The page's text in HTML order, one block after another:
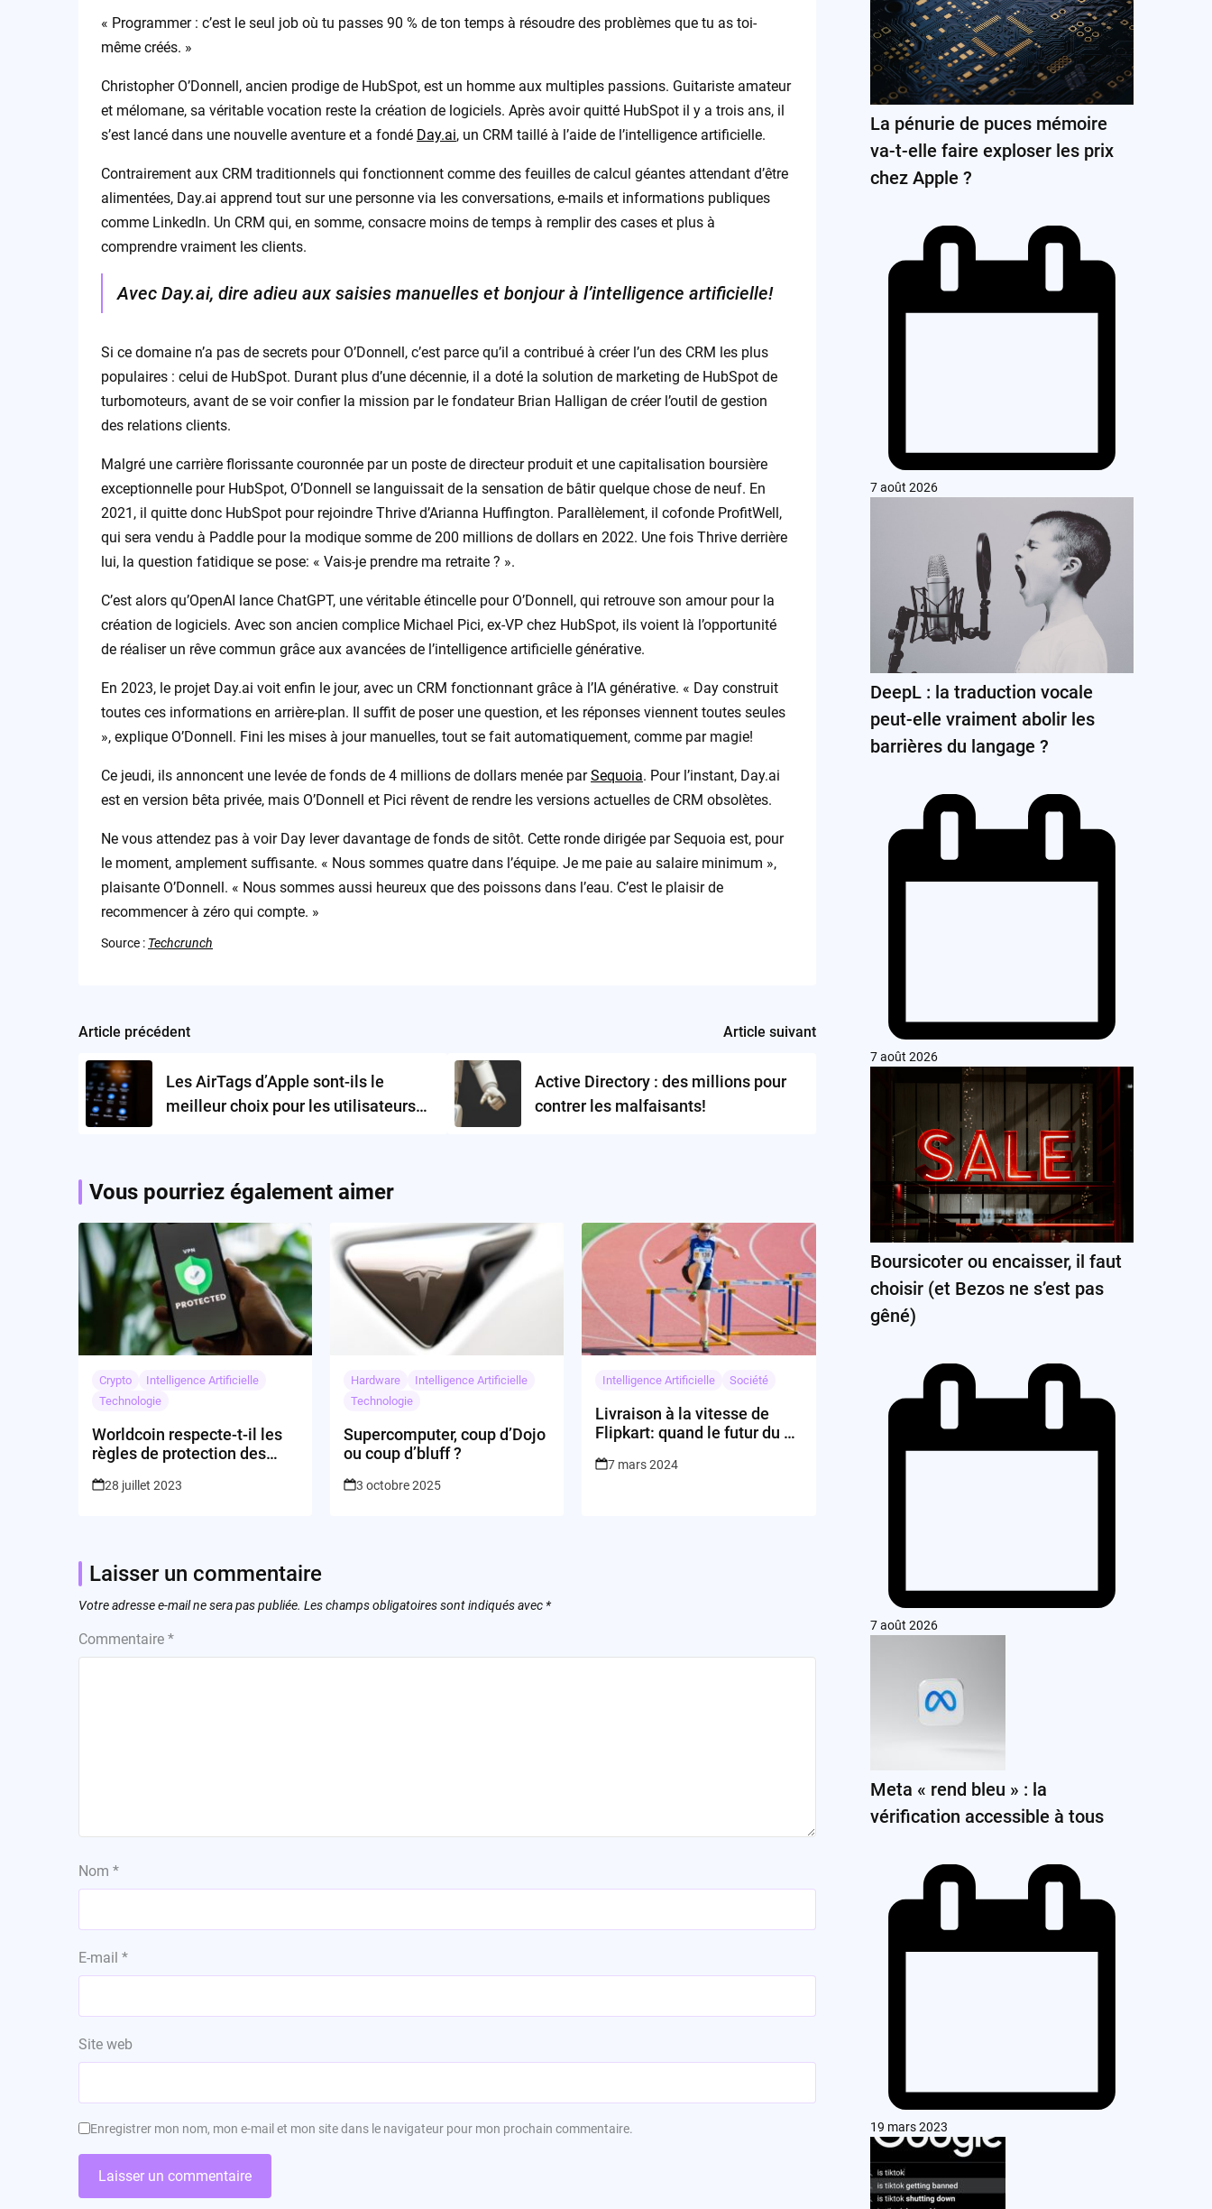
« Programmer : c’est le seul job où tu passes 90 % de ton temps à résoudre des problèmes que tu as toi-
même créés. »
Christopher O’Donnell, ancien prodige de HubSpot, est un homme aux multiples passions. Guitariste amateur
et mélomane, sa véritable vocation reste la création de logiciels. Après avoir quitté HubSpot il y a trois ans, il
s’est lancé dans une nouvelle aventure et a fondé Day.ai, un CRM taillé à l’aide de l’intelligence artificielle.
Contrairement aux CRM traditionnels qui fonctionnent comme des feuilles de calcul géantes attendant d’être
alimentées, Day.ai apprend tout sur une personne via les conversations, e-mails et informations publiques
comme LinkedIn. Un CRM qui, en somme, consacre moins de temps à remplir des cases et plus à
comprendre vraiment les clients.
Avec Day.ai, dire adieu aux saisies manuelles et bonjour à l’intelligence artificielle!
Si ce domaine n’a pas de secrets pour O’Donnell, c’est parce qu’il a contribué à créer l’un des CRM les plus
populaires : celui de HubSpot. Durant plus d’une décennie, il a doté la solution de marketing de HubSpot de
turbomoteurs, avant de se voir confier la mission par le fondateur Brian Halligan de créer l’outil de gestion
des relations clients.
Malgré une carrière florissante couronnée par un poste de directeur produit et une capitalisation boursière
exceptionnelle pour HubSpot, O’Donnell se languissait de la sensation de bâtir quelque chose de neuf. En
2021, il quitte donc HubSpot pour rejoindre Thrive d’Arianna Huffington. Parallèlement, il cofonde ProfitWell,
qui sera vendu à Paddle pour la modique somme de 200 millions de dollars en 2022. Une fois Thrive derrière
lui, la question fatidique se pose: « Vais-je prendre ma retraite ? ».
C’est alors qu’OpenAI lance ChatGPT, une véritable étincelle pour O’Donnell, qui retrouve son amour pour la
création de logiciels. Avec son ancien complice Michael Pici, ex-VP chez HubSpot, ils voient là l’opportunité
de réaliser un rêve commun grâce aux avancées de l’intelligence artificielle générative.
En 2023, le projet Day.ai voit enfin le jour, avec un CRM fonctionnant grâce à l’IA générative. « Day construit
toutes ces informations en arrière-plan. Il suffit de poser une question, et les réponses viennent toutes seules
», explique O’Donnell. Fini les mises à jour manuelles, tout se fait automatiquement, comme par magie!
Ce jeudi, ils annoncent une levée de fonds de 4 millions de dollars menée parSequoia. Pour l’instant, Day.ai
est en version bêta privée, mais O’Donnell et Pici rêvent de rendre les versions actuelles de CRM obsolètes.
Ne vous attendez pas à voir Day lever davantage de fonds de sitôt. Cette ronde dirigée par Sequoia est, pour
le moment, amplement suffisante. « Nous sommes quatre dans l’équipe. Je me paie au salaire minimum »,
plaisante O’Donnell. « Nous sommes aussi heureux que des poissons dans l’eau. C’est le plaisir de
recommencer à zéro qui compte. »
Source : Techcrunch
Post
navigation
Article précédent
Les AirTags d’Apple sont-ils le
meilleur choix pour les utilisateurs
Article suivant
Active Directory : des millions pour
contrer les malfaisants!
Vous pourriez également aimer
Crypto
Intelligence Artificielle
Technologie
Worldcoin respecte-t-il les
règles de protection des
28 juillet 2023
Hardware
Intelligence Artificielle
Technologie
Supercomputer, coup d’Dojo
ou coup d’bluff ?
3 octobre 2025
Intelligence Artificielle Société
Livraison à la vitesse de
Flipkart: quand le futur du e-
porte
7 mars 2024
Laisser un commentaire
Votre adresse e-mail ne sera pas publiée. Les champs obligatoires sont indiqués avec *
Commentaire *
Nom *
E-mail *
Site web
Enregistrer mon nom, mon e-mail et mon site dans le navigateur pour mon prochain commentaire.
La pénurie de puces mémoire
va-t-elle faire exploser les prix
chez Apple ?
7 août 2026
DeepL : la traduction vocale
peut-elle vraiment abolir les
barrières du langage ?
7 août 2026
Boursicoter ou encaisser, il faut
choisir (et Bezos ne s’est pas
gêné)
7 août 2026
Meta « rend bleu » : la
vérification accessible à tous
19 mars 2023